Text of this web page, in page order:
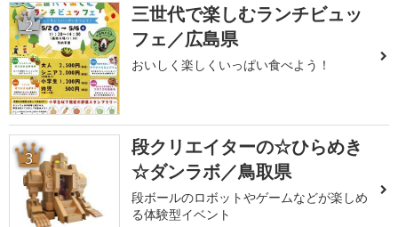
2
三世代で楽しむランチビュッ
フェ／広島県
おいしく楽しくいっぱい食べよう！
3
段クリエイターの☆ひらめき
☆ダンラボ／鳥取県
段ボールのロボットやゲームなどが楽しめ
る体験型イベント